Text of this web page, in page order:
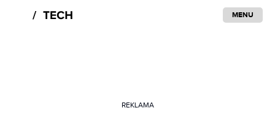
MENU
REKLAMA